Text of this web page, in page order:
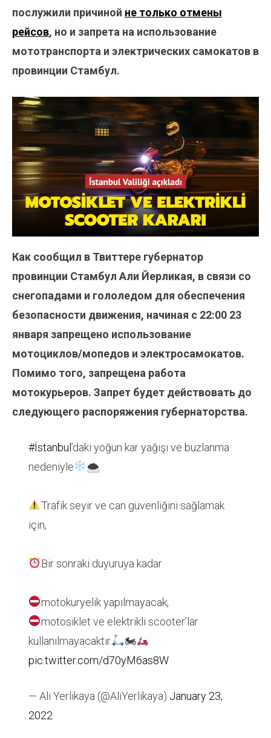
послужили причиной не только отмены
рейсов, но и запрета на использование
мототранспорта и электрических самокатов в
провинции Стамбул.
Как сообщил в Твиттере губернатор
провинции Стамбул Али Йерликая, в связи со
снегопадами и гололедом для обеспечения
безопасности движения, начиная с 22:00 23
января запрещено использование
мотоциклов/мопедов и электросамокатов.
Помимо того, запрещена работа
мотокурьеров. Запрет будет действовать до
следующего распоряжения губернаторства.
#İstanbul’daki yoğun kar yağışı ve buzlanma
nedeniyle
🌨
Trafik seyir ve can güvenliğini sağlamak
için,
Bir sonraki duyuruya kadar
motokuryelik yapılmayacak,
motosiklet ve elektrikli scooter’lar
kullanılmayacaktır.
🏍
pic.twitter.com/d70yM6as8W
— Ali Yerlikaya (@AliYerlikaya) January 23,
2022